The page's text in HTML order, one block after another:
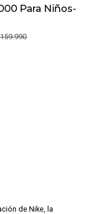
Para Niños-
de Nike, la